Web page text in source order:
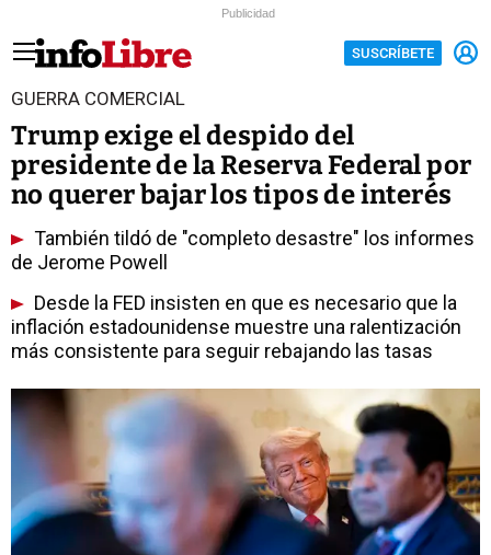
Publicidad
SUSCRÍBETE
GUERRA COMERCIAL
Trump exige el despido del
presidente de la Reserva Federal por
no querer bajar los tipos de interés
También tildó de "completo desastre" los informes
de Jerome Powell
Desde la FED insisten en que es necesario que la
inflación estadounidense muestre una ralentización
más consistente para seguir rebajando las tasas